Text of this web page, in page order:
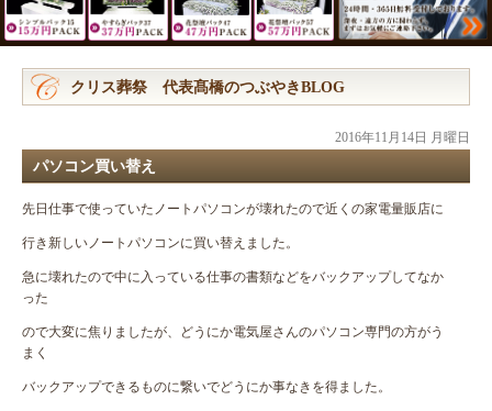
クリス葬祭 代表髙橋のつぶやきBLOG
2016年11月14日 月曜日
パソコン買い替え
先日仕事で使っていたノートパソコンが壊れたので近くの家電量販店に
行き新しいノートパソコンに買い替えました。
急に壊れたので中に入っている仕事の書類などをバックアップしてなか
った
ので大変に焦りましたが、どうにか電気屋さんのパソコン専門の方がう
まく
バックアップできるものに繋いでどうにか事なきを得ました。